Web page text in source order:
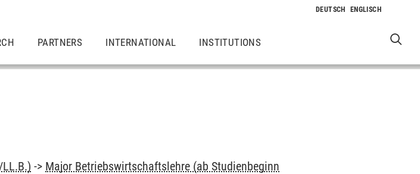
PARTNERS INTERNATIONAL INSTITUTIONS
-> Major Betriebswirtschaftslehre (ab Studienbeginn